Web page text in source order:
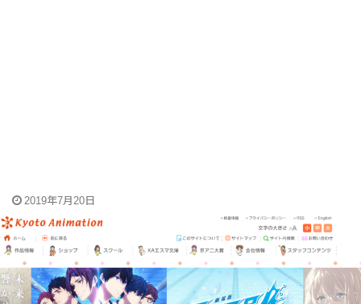
2019年7月20日